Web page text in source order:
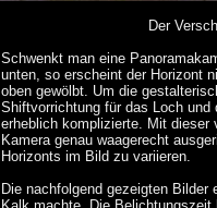
Der
Schwenkt man eine
unten, so erscheint der Horizont
oben gewölbt. Um die
Shiftvorrichtung für das Loch
erheblich komplizierte. Mit
Kamera genau waagerecht
Horizonts im Bild zu variieren.
Die nachfolgend gezeigten